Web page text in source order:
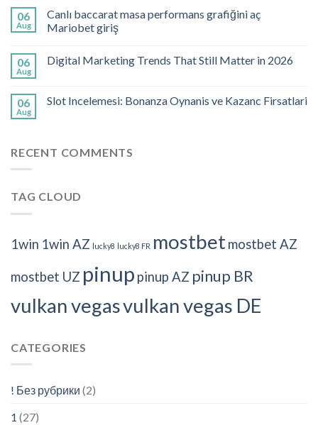
06
Aug
Canlı baccarat masa performans grafiğini aç
Mariobet giriş
06
Aug
Digital Marketing Trends That Still Matter in 2026
06
Aug
Slot Incelemesi: Bonanza Oynanis ve Kazanc Firsatlari
RECENT COMMENTS
TAG CLOUD
1win 1win AZ lucky8 lucky8 FR mostbetmostbet AZ
mostbet UZ pinup pinup AZ pinup BR
vulkan vegasvulkan vegas DE
CATEGORIES
! Без рубрики (2)
1 (27)